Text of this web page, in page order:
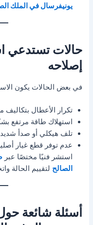
يونيفرسال في الملك
حالات تستدعي
إصلاحه
في بعض الحالات يكون
تكرار الأعطال بتكاليف
استهلاك طاقة مرتفع
تلف هيكلي أو صدأ
عدم توفر قطع غيار
استشر فنيًا مختصًا عبر
الصالح لتقييم الحالة
أسئلة شائعة